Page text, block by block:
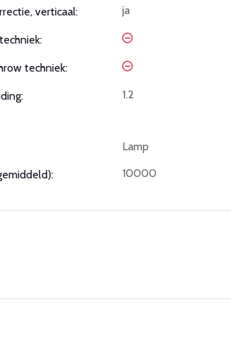
verticaal: ja
techniek:
1.2
Lamp
10000